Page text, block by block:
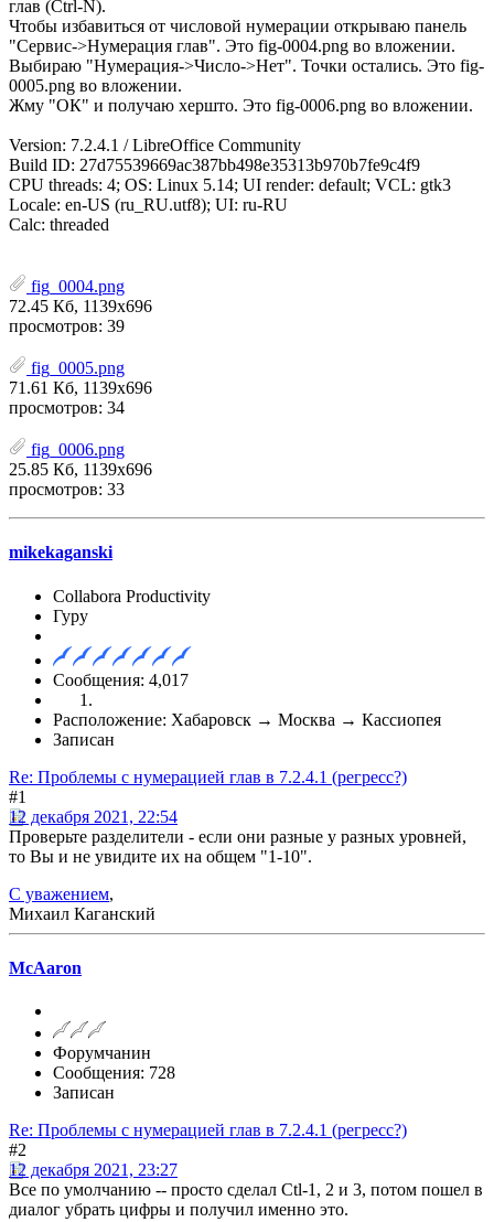
глав (Ctrl-N).
Чтобы избавиться от числовой нумерации открываю панель
"Сервис->Нумерация глав". Это fig-0004.png во вложении.
Выбираю "Нумерация->Число->Нет". Точки остались. Это fig-
0005.png во вложении.
Жму "ОК" и получаю хершто. Это fig-0006.png во вложении.
Version: 7.2.4.1 / LibreOffice Community
Build ID: 27d75539669ac387bb498e35313b970b7fe9c4f9
CPU threads: 4; OS: Linux 5.14; UI render: default; VCL: gtk3
Locale: en-US (ru_RU.utf8); UI: ru-RU
Calc: threaded
fig_0004.png
72.45 Кб, 1139x696
просмотров: 39
fig_0005.png
71.61 Кб, 1139x696
просмотров: 34
fig_0006.png
25.85 Кб, 1139x696
просмотров: 33
mikekaganski
Collabora Productivity
Гуру
Сообщения: 4,017
Расположение: Хабаровск → Москва → Кассиопея
Записан
Re: Проблемы с нумерацией глав в 7.2.4.1 (регресс?)
#1
12 декабря 2021, 22:54
Проверьте разделители - если они разные у разных уровней,
то Вы и не увидите их на общем "1-10".
С уважением,
Михаил Каганский
McAaron
Форумчанин
Сообщения: 728
Записан
Re: Проблемы с нумерацией глав в 7.2.4.1 (регресс?)
#2
12 декабря 2021, 23:27
Все по умолчанию -- просто сделал Ctl-1, 2 и 3, потом пошел в
диалог убрать цифры и получил именно это.